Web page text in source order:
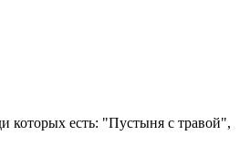
которых есть: "Пустыня с травой",